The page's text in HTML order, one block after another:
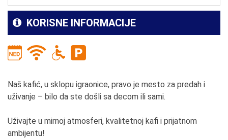
KORISNE INFORMACIJE
Naš kafić, u sklopu igraonice, pravo je mesto za predah i
uživanje – bilo da ste došli sa decom ili sami.
Uživajte u mirnoj atmosferi, kvalitetnoj kafi i prijatnom
ambijentu!